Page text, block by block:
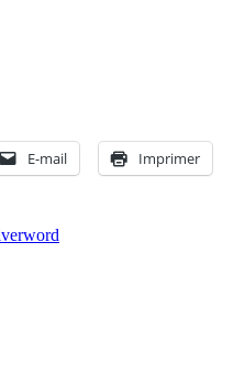
E-mail Imprimer